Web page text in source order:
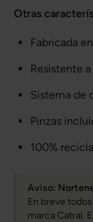
Otras
Fabricada
Resistente
Sistema de
Pinzas
100%
Aviso:
En breve
marca Catral.